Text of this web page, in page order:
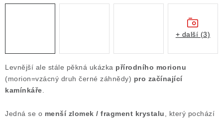
Ochrana osobních údajů
Výkup minerálů a drahých kamenů
Levnější ale stále pěkná ukázka přírodního morionu
(morion=vzácný druh černé záhnědy) pro začínající
kamínkáře
Jedná se o menší zlomek / fragment krystalu , který pochází
+ další (3)